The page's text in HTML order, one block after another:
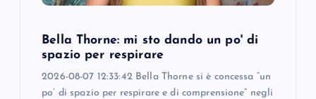
Bella Thorne: mi sto dando un po' di
spazio per respirare
2026-08-07 12:33:42 Bella Thorne si è concessa “un
po’ di spazio per respirare e di comprensione” negli